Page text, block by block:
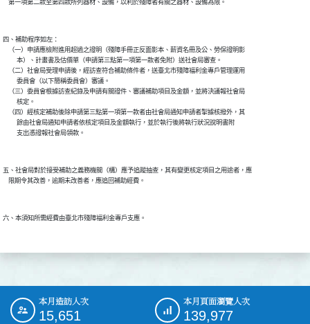
    第一項第二款至第四款所列器材、設備，以利於殘障者有關之器材、設備為限。
四、補助程序如左：
    （一）申請應檢附進用超過之證明（殘障手冊正反面影本、薪資名冊及公、勞保證明影
          本）、計畫書及估價單（申請第三點第一項第一款者免附）送社會局審查。
    （二）社會局受理申請後，經訪查符合補助條件者，送臺北市殘障福利金專戶管理運用
          委員會（以下簡稱委員會）審議。
    （三）委員會根據訪查紀錄及申請有關證件、審議補助項目及金額，並將決議報社會局
          核定。
    （四）經核定補助後除申請第三點第一項第一款者由社會局通知申請者掣據核撥外，其
          餘由社會局通知申請者依核定項目及金額執行，並於執行後將執行狀況說明書附
          支出憑證報社會局領款。
五、社會局對於接受補助之義務機關（構）應予追蹤抽查，其有變更核定項目之用途者，應
    限期令其改善，逾期未改善者，應追回補助經費。
六、本須知所需經費由臺北市殘障福利金專戶支應。
::: 本月造訪人次
15,651
本月頁面瀏覽人次
139,977